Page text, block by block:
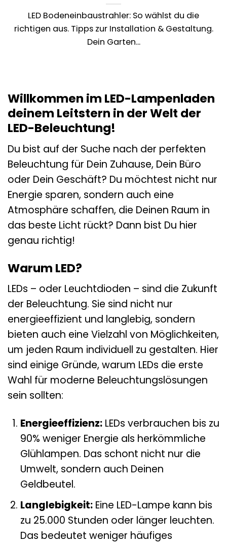
LED Bodeneinbaustrahler: So wählst du die
richtigen aus. Tipps zur Installation & Gestaltung.
Dein Garten...
Willkommen im LED-Lampenladen
deinem Leitstern in der Welt der
LED-Beleuchtung!
Du bist auf der Suche nach der perfekten
Beleuchtung für Dein Zuhause, Dein Büro
oder Dein Geschäft? Du möchtest nicht nur
Energie sparen, sondern auch eine
Atmosphäre schaffen, die Deinen Raum in
das beste Licht rückt? Dann bist Du hier
genau richtig!
Warum LED?
LEDs – oder Leuchtdioden – sind die Zukunft
der Beleuchtung. Sie sind nicht nur
energieeffizient und langlebig, sondern
bieten auch eine Vielzahl von Möglichkeiten,
um jeden Raum individuell zu gestalten. Hier
sind einige Gründe, warum LEDs die erste
Wahl für moderne Beleuchtungslösungen
sein sollten:
Energieeffizienz:LEDs verbrauchen bis zu
90% weniger Energie als herkömmliche
Glühlampen. Das schont nicht nur die
Umwelt, sondern auch Deinen
Geldbeutel.
Langlebigkeit:Eine LED-Lampe kann bis
zu 25.000 Stunden oder länger leuchten.
Das bedeutet weniger häufiges